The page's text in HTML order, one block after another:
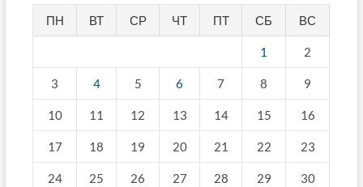
ПН ВТ СР ЧТ ПТ СБ ВС
1 2
3 4 5 6 7 8 9
10 11 12 13 14 15 16
17 18 19 20 21 22 23
24 25 26 27 28 29 30